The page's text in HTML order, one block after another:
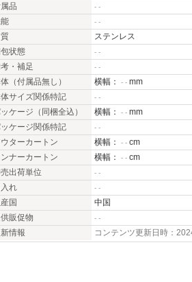
品 - -
- -
ステンレス
状態
- -
・補足 - -
（付属品無し） 横幅： - - mm
サイズ関係特記
- -
ケージ（同梱全込） 横幅： - - mm
ケージ関係特記
- -
ターカートン 横幅： - - cm
ナーカートン 横幅： - - cm
出荷単位 - -
れ - -
国
中国
販促物
- -
情報 コンテンツ更新日時：